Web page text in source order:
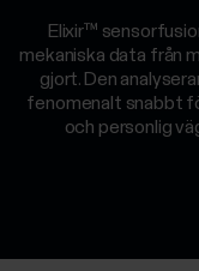
Elixir™
mekaniska data från
gjort. Den
fenomenalt snabbt
och personlig